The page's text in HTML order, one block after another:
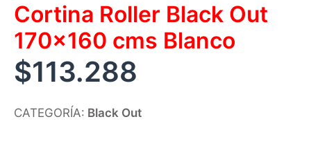
Cortina Roller Black Out
170×160 cms Blanco
$113.288
CATEGORÍA: Black Out